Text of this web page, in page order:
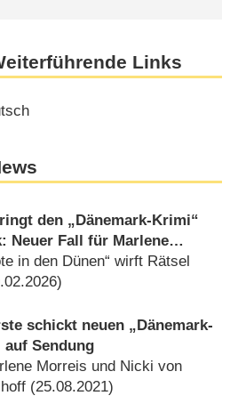
Links
den „Dänemark-Krimi“
Neuer Fall für Marlene
und Nicki von Tempelhoff
in den Dünen“ wirft Rätsel
)
schickt neuen „Dänemark-
auf Sendung
Morreis und Nicki von
(25.08.2021)